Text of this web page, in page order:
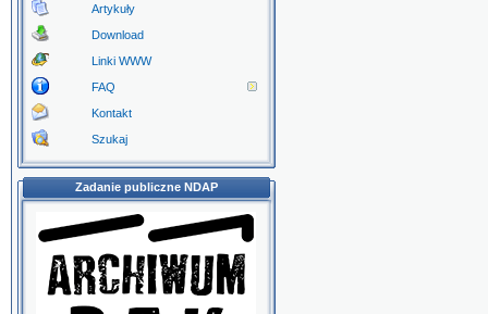
Artykuły
Download
Linki WWW
FAQ
Kontakt
Szukaj
Zadanie publiczne NDAP